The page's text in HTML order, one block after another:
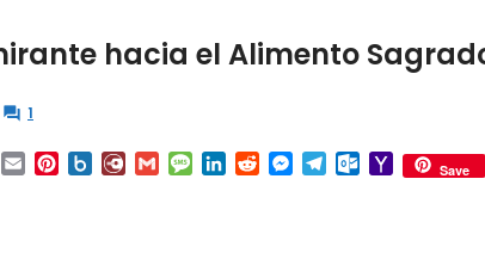
hacia el Alimento
 1
AOL Email Pinterest
Box.netDiary.RuGmailMessage
LinkedInRedditMessenger
TelegramOutlook.com
YahooSave